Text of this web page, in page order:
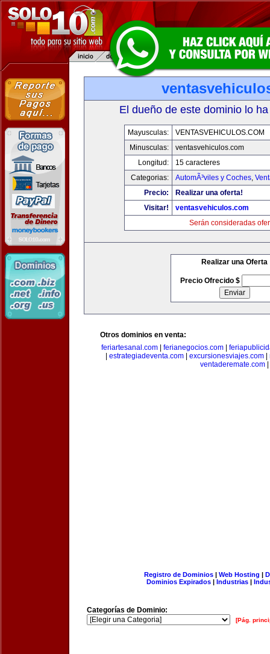
El dueño de este dominio lo
Mayusculas:
VENTASVEHICULOS.COM
Minusculas:
ventasvehiculos.com
Longitud:
15 caracteres
Categorias:
AutomÃ³viles y Coches,
Precio:
Realizar una oferta!
Visitar!
ventasvehiculos.com
Serán consideradas
Realizar una Oferta
Precio Ofrecido $
Otros dominios en venta:
feriartesanal.com
ferianegocios.com
estrategiadeventa.com| excursionesviajes.com|
ventaderemate.com
Registro de Dominios| Web Hosting |
Dominios Expirados | Industrias |
Categorías de Dominio:
[Pág.